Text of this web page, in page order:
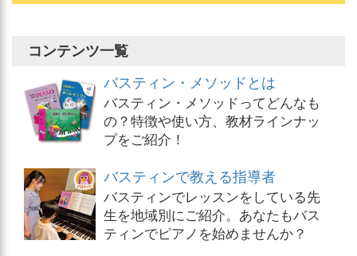
コンテンツ一覧
バスティン・メソッドとは
バスティン・メソッドってどんなも
の？特徴や使い方、教材ラインナッ
プをご紹介！
バスティンで教える指導者
バスティンでレッスンをしている先
生を地域別にご紹介。あなたもバス
ティンでピアノを始めませんか？